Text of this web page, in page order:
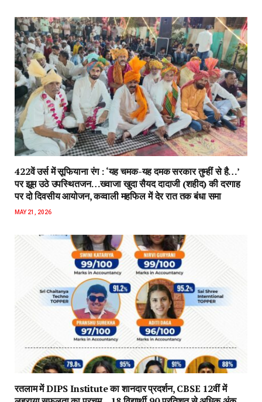
422वें उर्स में सूफियाना रंग : ‘यह चमक-यह दमक सरकार तुम्हीं से है…’
पर झूम उठे उपस्थितजन…ख्वाजा खुदा सैयद दादाजी (शहीद) की दरगाह
पर दो दिवसीय आयोजन, कव्वाली महफिल में देर रात तक बंधा समा
MAY 21, 2026
रतलाम में DIPS Institute का शानदार प्रदर्शन, CBSE 12वीं में